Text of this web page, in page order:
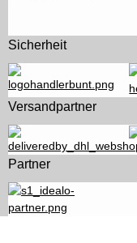
Sicherheit
Versandpartner
Partner